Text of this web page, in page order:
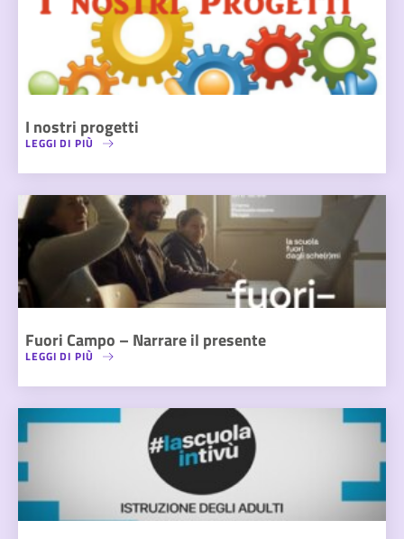
I nostri progetti
LEGGI DI PIÙ
Fuori Campo – Narrare il presente
LEGGI DI PIÙ